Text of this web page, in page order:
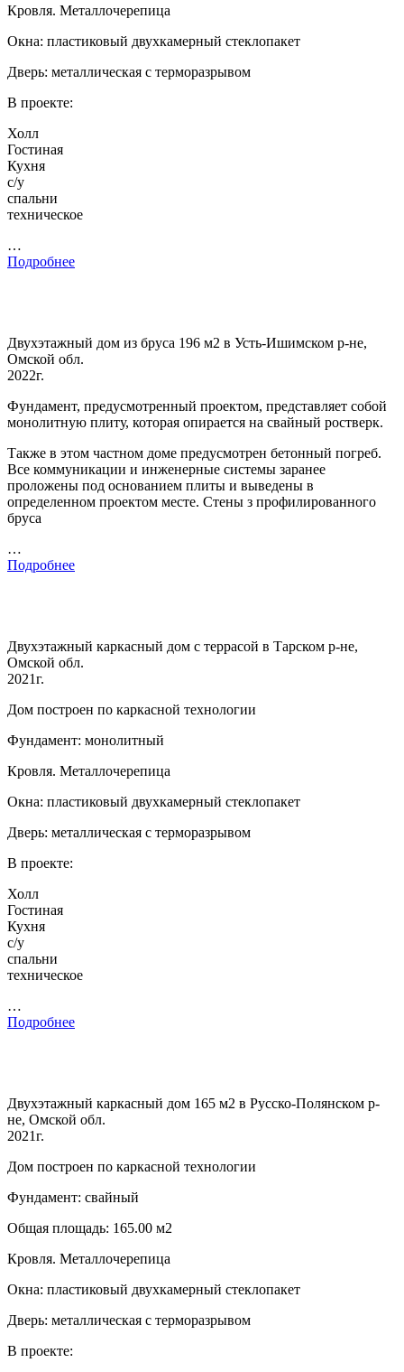
Кровля. Металлочерепица
Окна: пластиковый двухкамерный стеклопакет
Дверь: металлическая с терморазрывом
В проекте:
Холл
Гостиная
Кухня
с/у
спальни
техническое
…
Подробнее
Двухэтажный дом из бруса 196 м2 в Усть-Ишимском р-не,
Омской обл.
2022г.
Фундамент, предусмотренный проектом, представляет собой
монолитную плиту, которая опирается на свайный ростверк.
Также в этом частном доме предусмотрен бетонный погреб.
Все коммуникации и инженерные системы заранее
проложены под основанием плиты и выведены в
определенном проектом месте. Стены з профилированного
бруса
…
Подробнее
Двухэтажный каркасный дом с террасой в Тарском р-не,
Омской обл.
2021г.
Дом построен по каркасной технологии
Фундамент: монолитный
Кровля. Металлочерепица
Окна: пластиковый двухкамерный стеклопакет
Дверь: металлическая с терморазрывом
В проекте:
Холл
Гостиная
Кухня
с/у
спальни
техническое
…
Подробнее
Двухэтажный каркасный дом 165 м2 в Русско-Полянском р-
не, Омской обл.
2021г.
Дом построен по каркасной технологии
Фундамент: свайный
Общая площадь: 165.00 м2
Кровля. Металлочерепица
Окна: пластиковый двухкамерный стеклопакет
Дверь: металлическая с терморазрывом
В проекте: